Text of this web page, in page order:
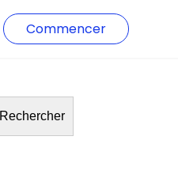
Commencer
Rechercher